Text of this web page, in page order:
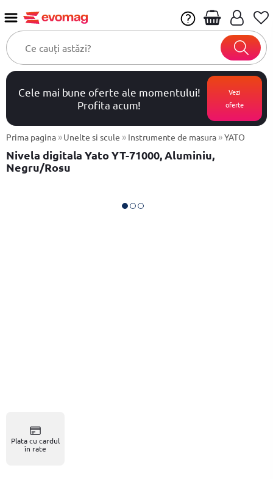
Cele mai bune oferte ale momentului!
Profita acum!
Vezi
oferte
Prima pagina »Unelte si scule » Instrumente de masura »YATO
Nivela digitala Yato YT-71000, Aluminiu,
Negru/Rosu
Plata cu cardul
în rate